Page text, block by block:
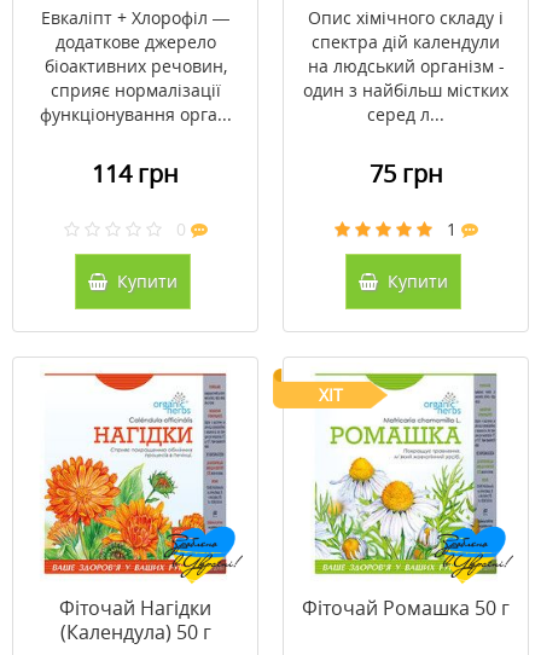
Евкаліпт + Хлорофіл —
додаткове джерело
біоактивних речовин,
сприяє нормалізації
функціонування орга...
114 грн
0
Купити
Опис хімічного складу і
спектра дій календули
на людський організм -
один з найбільш містких
серед л...
75 грн
1
Купити
Фіточай Нагідки
(Календула) 50 г
ХІТ
Фіточай Ромашка 50 г